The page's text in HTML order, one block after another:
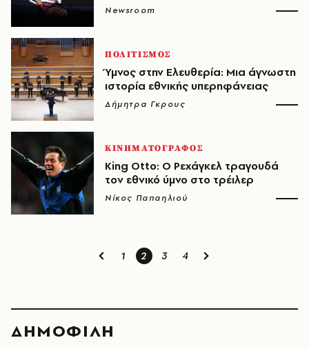
Newsroom
ΠΟΛΙΤΙΣΜΟΣ
Ύμνος στην Ελευθερία: Μια άγνωστη
ιστορία εθνικής υπερηφάνειας
Δήμητρα Γκρους
ΚΙΝΗΜΑΤΟΓΡΑΦΟΣ
King Otto: Ο Ρεχάγκελ τραγουδά
τον εθνικό ύμνο στο τρέιλερ
Νίκος Παπαηλιού
1 2 3 4
ΔΗΜΟΦΙΛΗ